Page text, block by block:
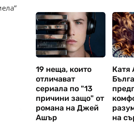
19 неща, които
отличават
сериала по "13
причини защо" от
романа на Джей
Ашър
Катя
на